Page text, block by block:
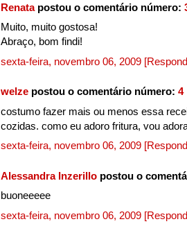
Renatapostou o comentário número:
Muito, muito gostosa!
Abraço, bom findi!
sexta-feira, novembro 06, 2009
welze postou o comentário número: 4
costumo fazer mais ou menos essa
cozidas. como eu adoro fritura, vou
sexta-feira, novembro 06, 2009
Alessandra Inzerillo postou o
buoneeeee
sexta-feira, novembro 06, 2009